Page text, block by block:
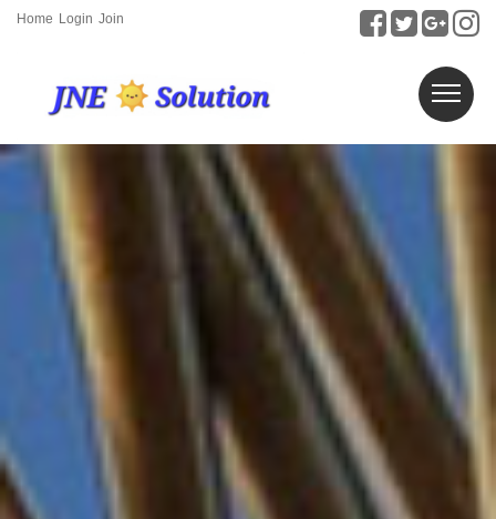
Home Login Join